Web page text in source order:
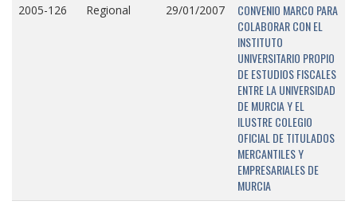
2005-126 Regional 29/01/2007
CONVENIO MARCO PARA
COLABORAR CON EL
INSTITUTO
UNIVERSITARIO PROPIO
DE ESTUDIOS FISCALES
ENTRE LA UNIVERSIDAD
DE MURCIA Y EL
ILUSTRE COLEGIO
OFICIAL DE TITULADOS
MERCANTILES Y
EMPRESARIALES DE
MURCIA